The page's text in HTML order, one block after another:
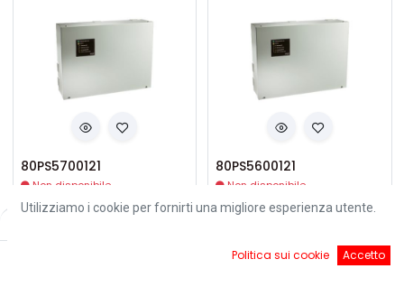
80PS5700121
Non disponibile
Accediper vedere i prezzi
80PS5600121
Non disponibile
Accediper vedere i prezzi
Utilizziamo i cookie per fornirti una migliore esperienza utente.
Politica sui cookie Accetto